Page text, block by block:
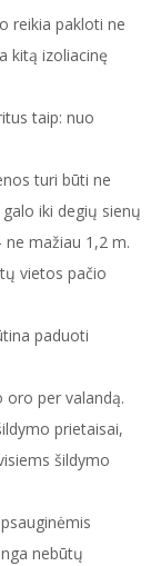
reikia pakloti ne
kitą izoliacinę
taip: nuo
turi būti ne
iki degių sienų
ne mažiau 1,2 m.
vietos pačio
paduoti
oro per valandą.
prietaisai,
šildymo
nebūtų